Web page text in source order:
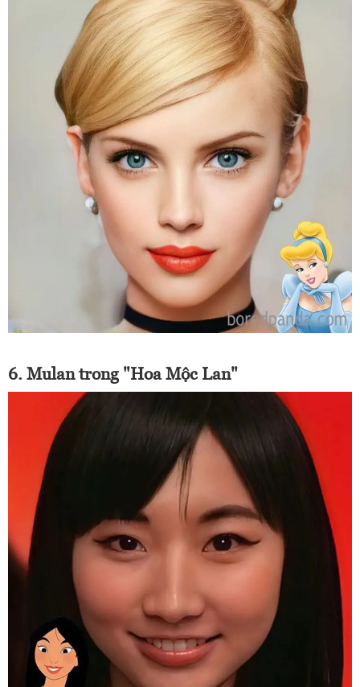
6. Mulan trong "Hoa Mộc Lan"